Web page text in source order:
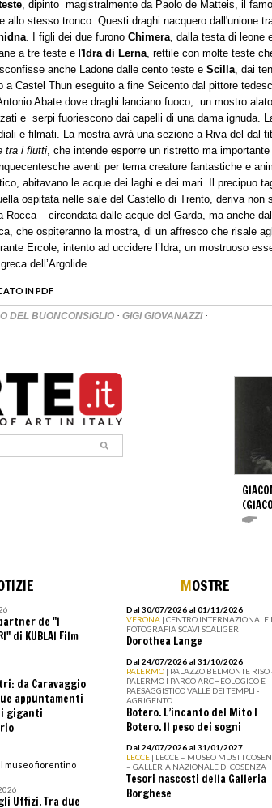
, dipinto magistralmente da Paolo de Matteis, il
allo stesso tronco. Questi draghi nacquero dall'unione
. I figli dei due furono Chimera, dalla testa di leone
a tre teste e l' Idra di Lerna, rettile con molte teste
anche Ladone dalle cento teste e Scilla, dai
a Castel Thun eseguito a fine Seicento dal pittore
Abate dove draghi lanciano fuoco, un mostro
e serpi fuoriescono dai capelli di una dama ignuda.
e filmati. La mostra avrà una sezione a Riva del dal
tra i flutti, che intende esporre un ristretto ma
aventi per tema creature fantastiche e
abitavano le acque dei laghi e dei mari. Il precipuo
ospitata nelle sale del Castello di Trento, deriva non
Rocca – circondata dalle acque del Garda, ma anche
che ospiteranno la mostra, di un affresco che risale
Ercole, intento ad uccidere l’Idra, un mostruoso
dell’Argolide.
IN PDF
DEL BUONCONSIGLIO · GIGI GIOVANAZZI ·
de "I
di KUBLAI Film
da Caravaggio
appuntamenti
i giganti
museo fiorentino
Uffizi. Tra due
MOSTRE
Dal 30/07/2026 al 01/11/2026
VERONA | CENTRO INTERNAZIONALE
FOTOGRAFIA SCAVI SCALIGERI
Dorothea Lange
Dal 24/07/2026 al 31/10/2026
PALERMO | PALAZZO BELMONTE RISO
PALERMO I PARCO ARCHEOLOGICO E
PAESAGGISTICO VALLE DEI TEMPLI -
AGRIGENTO
Botero. L’incanto del Mito I
Botero. Il peso dei sogni
Dal 24/07/2026 al 31/01/2027
LECCE | LECCE – MUSEO MUST I
– GALLERIA NAZIONALE DI COSENZA
Tesori nascosti della Galleria
Borghese